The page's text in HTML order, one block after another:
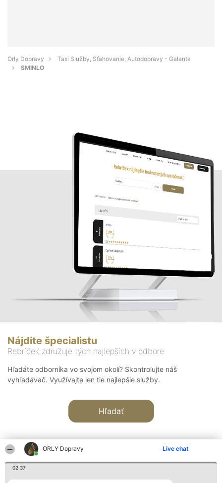
ORLY Dopravy Live chat
02:37
Orly Dopravy
Taxi Služby, Sťahovanie, Autodopravy - Galanta
SMINLO
Nájdite špecialistu
Rebríček združuje tých najlepších v odbore
Hľadáte odborníka vo svojom okolí? Skontrolujte náš
vyhľadávač. Využívajte len tie najlepšie služby.
Hľadať